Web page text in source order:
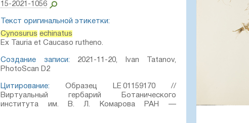
15-2021-1056
Текст оригинальной этикетки:
Cynosurus echinatus
Ex Tauria et Caucaso rutheno.
Создание записи: 2021-11-20, Ivan Tatanov,
PhotoScan D2
Цитирование: Образец LE 01159170 //
Виртуальный гербарий Ботанического
института им. В. Л. Комарова РАН —